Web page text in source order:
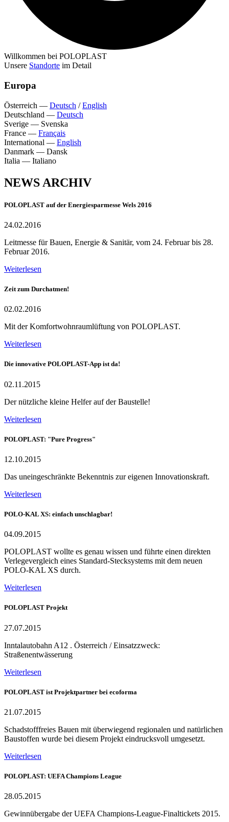
Willkommen bei POLOPLAST
Unsere Standorte im Detail
Europa
Österreich — Deutsch /English
Deutschland — Deutsch
Sverige — Svenska
France — Français
International — English
Danmark — Dansk
Italia — Italiano
NEWS ARCHIV
POLOPLAST auf der Energiesparmesse Wels 2016
24.02.2016
Leitmesse für Bauen, Energie & Sanitär, vom 24. Februar bis 28.
Februar 2016.
Weiterlesen
Zeit zum Durchatmen!
02.02.2016
Mit der Komfortwohnraumlüftung von POLOPLAST.
Weiterlesen
Die innovative POLOPLAST-App ist da!
02.11.2015
Der nützliche kleine Helfer auf der Baustelle!
Weiterlesen
POLOPLAST: "Pure Progress"
12.10.2015
Das uneingeschränkte Bekenntnis zur eigenen Innovationskraft.
Weiterlesen
POLO-KAL XS: einfach unschlagbar!
04.09.2015
POLOPLAST wollte es genau wissen und führte einen direkten
Verlegevergleich eines Standard-Stecksystems mit dem neuen
POLO-KAL XS durch.
Weiterlesen
POLOPLAST Projekt
27.07.2015
Inntalautobahn A12 . Österreich / Einsatzzweck:
Straßenentwässerung
Weiterlesen
POLOPLAST ist Projektpartner bei ecoforma
21.07.2015
Schadstofffreies Bauen mit überwiegend regionalen und natürlichen
Baustoffen wurde bei diesem Projekt eindrucksvoll umgesetzt.
Weiterlesen
POLOPLAST: UEFA Champions League
28.05.2015
Gewinnübergabe der UEFA Champions-League-Finaltickets 2015.